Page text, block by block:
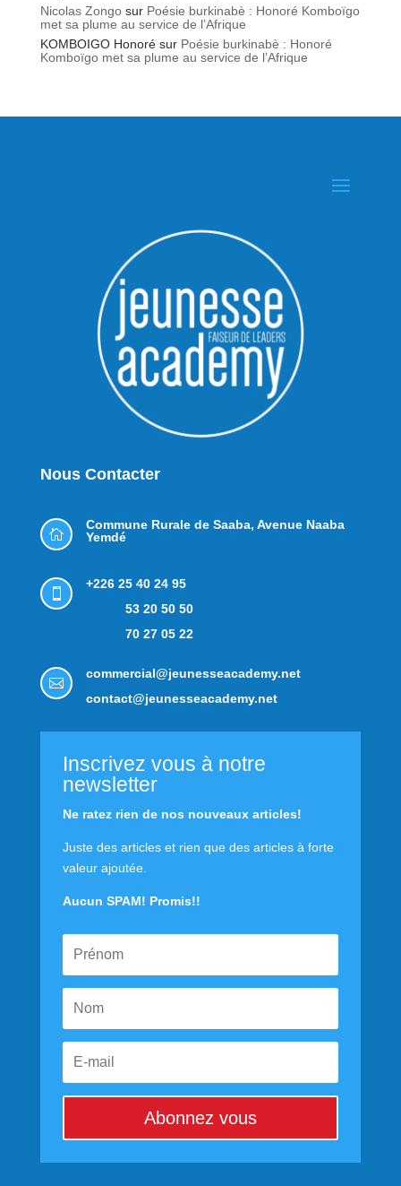
Nicolas Zongosur Poésie burkinabè : Honoré Komboïgo
met sa plume au service de l’Afrique
KOMBOIGO Honorésur Poésie burkinabè : Honoré
Komboïgo met sa plume au service de l’Afrique
Nous Contacter

Commune Rurale de Saaba, Avenue Naaba
Yemdé

+226 25 40 24 95
53 20 50 50
70 27 05 22

commercial@jeunesseacademy.net
contact@jeunesseacademy.net
Inscrivez vous à notre
newsletter
Ne ratez rien de nos nouveaux articles!
Juste des articles et rien que des articles à forte
valeur ajoutée.
Aucun SPAM! Promis!!
Abonnez vous